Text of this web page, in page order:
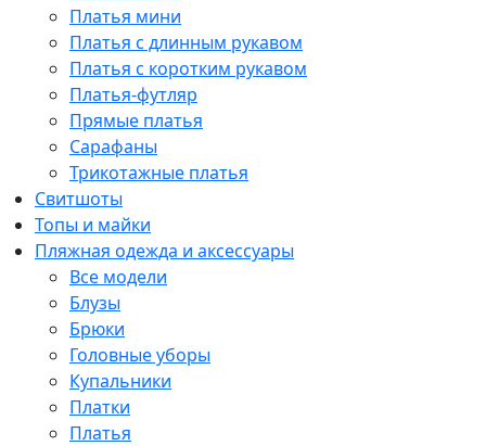
Платья мини
Платья с длинным рукавом
Платья с коротким рукавом
Платья-футляр
Прямые платья
Сарафаны
Трикотажные платья
Свитшоты
Топы и майки
Пляжная одежда и аксессуары
Все модели
Блузы
Брюки
Головные уборы
Купальники
Платки
Платья